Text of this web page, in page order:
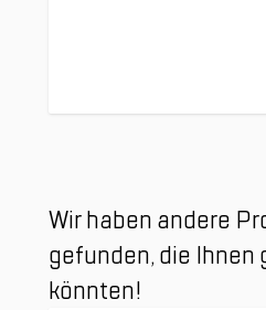
Clicken, um das Karussell zu
Wir haben andere
gefunden, die Ihnen
könnten!